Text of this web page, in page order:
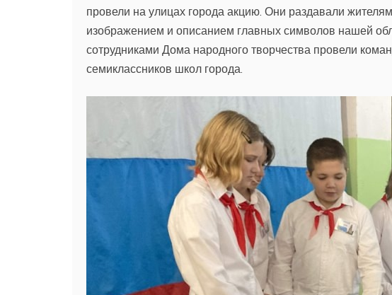
провели на улицах города акцию. Они раздавали
изображением и описанием главных символов нашей
сотрудниками Дома народного творчества провели
семиклассников школ города.